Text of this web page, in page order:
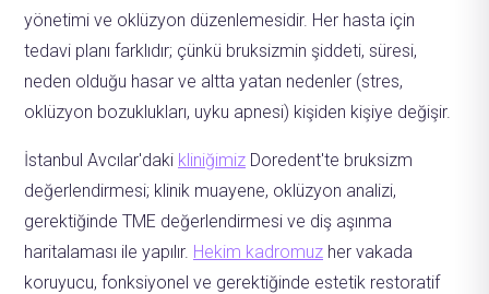
yönetimi ve oklüzyon düzenlemesidir. Her hasta için
tedavi planı farklıdır; çünkü bruksizmin şiddeti, süresi,
neden olduğu hasar ve altta yatan nedenler (stres,
oklüzyon bozuklukları, uyku apnesi) kişiden kişiye değişir.
İstanbul Avcılar'daki kliniğimiz Doredent'te bruksizm
değerlendirmesi; klinik muayene, oklüzyon analizi,
gerektiğinde TME değerlendirmesi ve diş aşınma
haritalaması ile yapılır. Hekim kadromuz her vakada
koruyucu, fonksiyonel ve gerektiğinde estetik restoratif